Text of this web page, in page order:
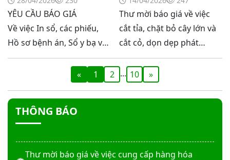
bạ và bì thư năm 2026
YÊU CẦU BÁO GIÁ
Về việc In sổ, các phiếu,
Hồ sơ bệnh án, Sổ y bạ và
bì thư năm 2026
dẹp phát quang bụi
rậm một số vị trí
trong khuôn viên
bệnh viện
Thư mời báo giá về việc
cắt tỉa, chặt bỏ cây lớn và
cắt cỏ, dọn dẹp phát
quang bụi rậm một số vị
trí trong khuôn viên bệnh
viện
« 1 2 ... 10 »
THÔNG BÁO
cổng số 2
Thư mời báo giá sửa chữa máy nước nóng tấm
phẵng
Thư mời báo giá về việc In bìa hồ sơ bệnh án, Sổ
y bạ năm 2026
Thư mời báo giá về việc cung cấp dịch vụ “Bảo
hiểm cháy, nổ bắt buộc năm 2026"
Thư mời báo giá về việc cung cấp hàng hóa